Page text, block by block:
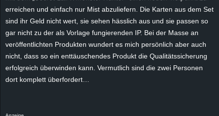
erreichen und einfach nur Mist abzuliefern. Die Karten aus dem Set
sind ihr Geld nicht wert, sie sehen hässlich aus und sie passen so
gar nicht zu der als Vorlage fungierenden IP. Bei der Masse an
veröffentlichten Produkten wundert es mich persönlich aber auch
nicht, dass so ein enttäuschendes Produkt die Qualitätssicherung
erfolgreich überwinden kann. Vermutlich sind die zwei Personen
dort komplett überfordert…